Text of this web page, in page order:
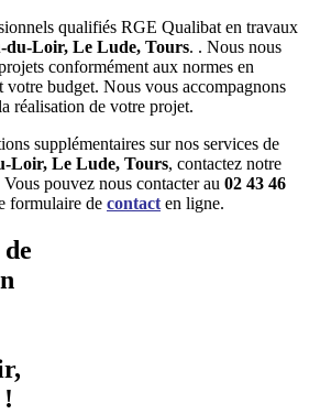
qualifiés RGE Qualibat en travaux
du-Loir, Le Lude, Tours. . Nous nous
conformément aux normes en
votre budget. Nous vous accompagnons
réalisation de votre projet.
supplémentaires sur nos services de
Loir, Le Lude, Tours, contactez notre
pouvez nous contacter au 02 43 46
formulaire de contact en ligne.